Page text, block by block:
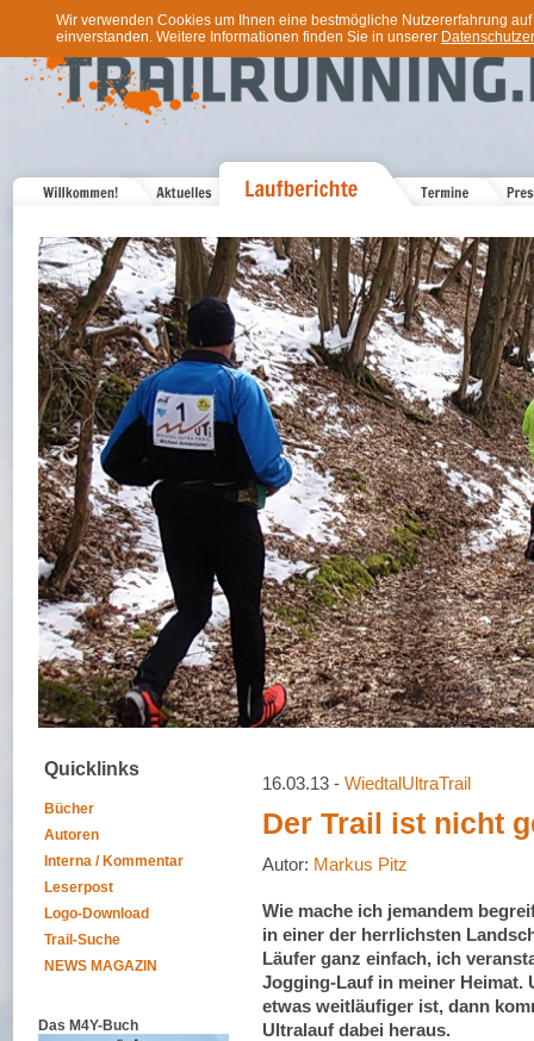
Wir verwenden Cookies um Ihnen eine bestmögliche Nutzererfahrung
einverstanden. Weitere Informationen finden Sie in unserer
Quicklinks
Bücher
Autoren
Interna / Kommentar
Leserpost
Logo-Download
Trail-Suche
NEWS MAGAZIN
Das M4Y-Buch
16.03.13 - WiedtalUltraTrail
Der Trail ist nicht
Autor: Markus Pitz
Wie mache ich jemandem
in einer der herrlichsten
Läufer ganz einfach, ich
Jogging-Lauf in meiner Heimat.
etwas weitläufiger ist, dann
Ultralauf dabei heraus.